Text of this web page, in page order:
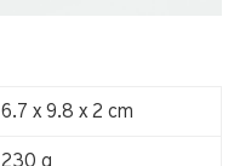
6.7 x 9.8 x 2 cm
230 g